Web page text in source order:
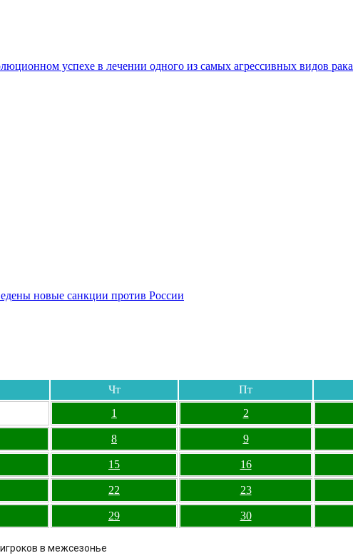
успехе в лечении одного из самых агрессивных видов рака
новые санкции против России
Чт Пт
1
2
8 9
15 16
22 23
29 30
в межсезонье